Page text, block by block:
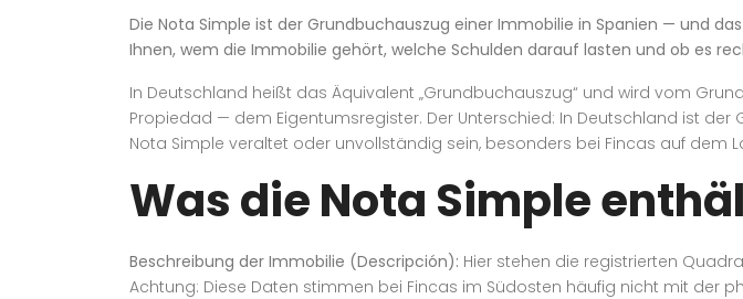
Die Nota Simple ist der Grundbuchauszug einer Immobilie in Spanien — und
Ihnen, wem die Immobilie gehört, welche Schulden darauf lasten und ob es
In Deutschland heißt das Äquivalent „Grundbuchauszug“ und wird vom
Propiedad — dem Eigentumsregister. Der Unterschied: In Deutschland ist
Nota Simple veraltet oder unvollständig sein, besonders bei Fincas auf dem
Was die Nota Simple
Beschreibung der Immobilie (Descripción): Hier stehen die registrierten
Achtung: Diese Daten stimmen bei Fincas im Südosten häufig nicht mit der